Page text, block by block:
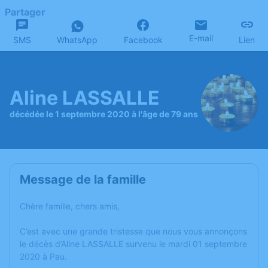
Partager
SMS WhatsApp Facebook E-mail Lien
Aline LASSALLE
décédée le 1 septembre 2020 à l'âge de 79 ans
Message de la famille
Chère famille, chers amis,
C’est avec une grande tristesse que nous vous annonçons
le décès d’Aline LASSALLE survenu le mardi 01 septembre
2020 à Pau.